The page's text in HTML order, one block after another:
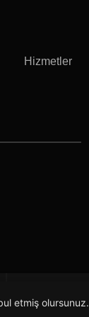
Hizmetler
etmiş olursunuz.